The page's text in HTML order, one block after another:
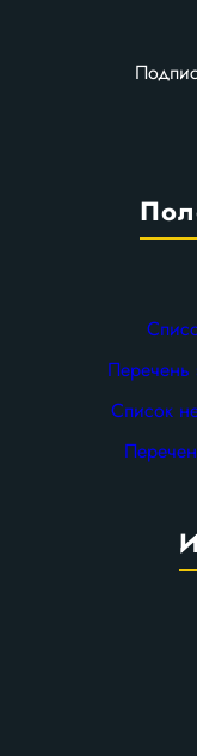
Перечень
Список